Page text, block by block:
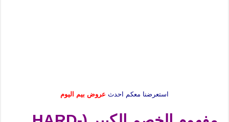
استعرضنا معكم احدث عروض بيم اليوم